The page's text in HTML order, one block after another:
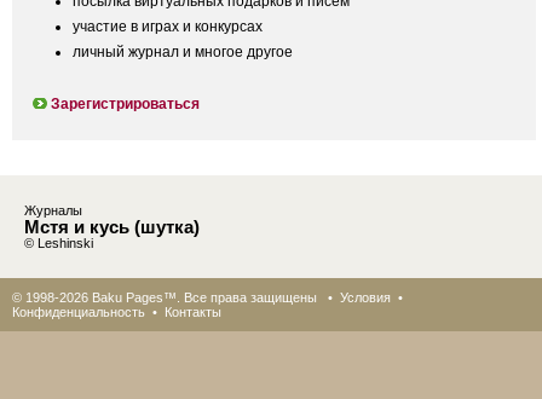
участие в играх и конкурсах
личный журнал и многое другое
Зарегистрироваться
Журналы
Мстя и кусь (шутка)
© Leshinski
© 1998-2026 Baku Pages™. Все права защищены • Условия •
Конфиденциальность • Контакты